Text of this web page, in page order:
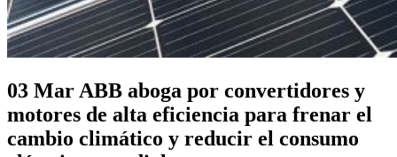
03 Mar ABB aboga por convertidores y
motores de alta eficiencia para frenar el
cambio climático y reducir el consumo